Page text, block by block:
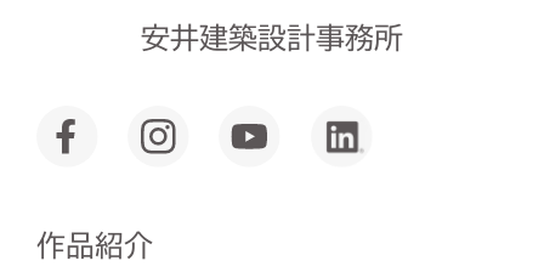
安井建築設計事務所
作品紹介